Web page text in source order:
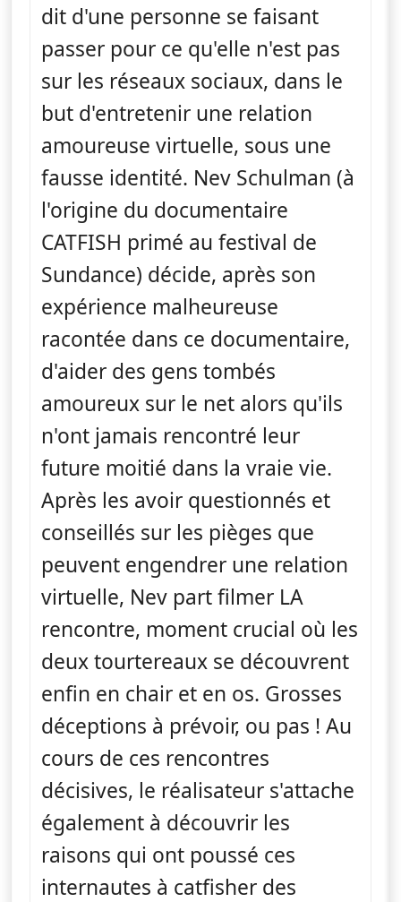
dit d'une personne se faisant
passer pour ce qu'elle n'est pas
sur les réseaux sociaux, dans le
but d'entretenir une relation
amoureuse virtuelle, sous une
fausse identité. Nev Schulman (à
l'origine du documentaire
CATFISH primé au festival de
Sundance) décide, après son
expérience malheureuse
racontée dans ce documentaire,
d'aider des gens tombés
amoureux sur le net alors qu'ils
n'ont jamais rencontré leur
future moitié dans la vraie vie.
Après les avoir questionnés et
conseillés sur les pièges que
peuvent engendrer une relation
virtuelle, Nev part filmer LA
rencontre, moment crucial où les
deux tourtereaux se découvrent
enfin en chair et en os. Grosses
déceptions à prévoir, ou pas ! Au
cours de ces rencontres
décisives, le réalisateur s'attache
également à découvrir les
raisons qui ont poussé ces
internautes à catfisher des